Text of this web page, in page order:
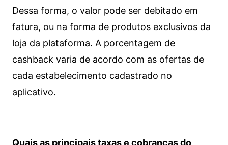
Dessa forma, o valor pode ser debitado em
fatura, ou na forma de produtos exclusivos da
loja da plataforma. A porcentagem de
cashback varia de acordo com as ofertas de
cada estabelecimento cadastrado no
aplicativo.
Quais as principais taxas e cobranças do